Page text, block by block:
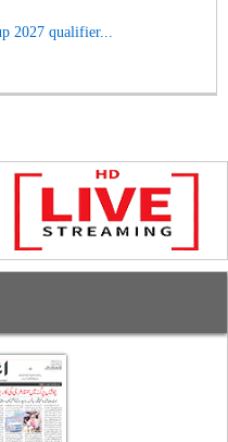
2027 qualifier...